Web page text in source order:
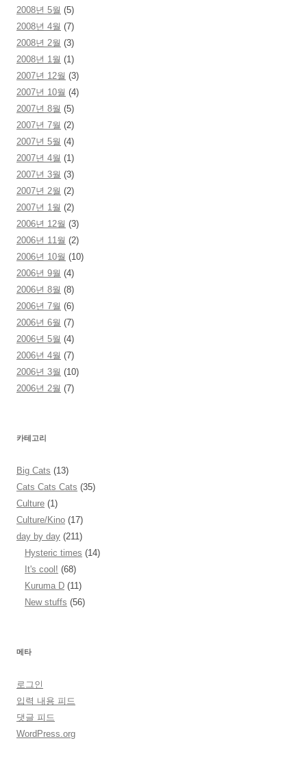
2008년 5월 (5)
2008년 4월 (7)
2008년 2월 (3)
2008년 1월 (1)
2007년 12월 (3)
2007년 10월 (4)
2007년 8월 (5)
2007년 7월 (2)
2007년 5월 (4)
2007년 4월 (1)
2007년 3월 (3)
2007년 2월 (2)
2007년 1월 (2)
2006년 12월 (3)
2006년 11월 (2)
2006년 10월 (10)
2006년 9월 (4)
2006년 8월 (8)
2006년 7월 (6)
2006년 6월 (7)
2006년 5월 (4)
2006년 4월 (7)
2006년 3월 (10)
2006년 2월 (7)
카테고리
Big Cats (13)
Cats Cats Cats (35)
Culture (1)
Culture/Kino (17)
day by day (211)
Hysteric times (14)
It's cool! (68)
Kuruma D (11)
New stuffs (56)
메타
로그인
입력 내용 피드
댓글 피드
WordPress.org